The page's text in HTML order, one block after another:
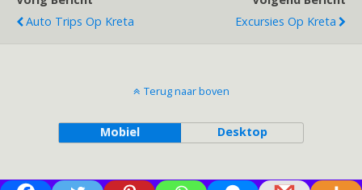
Auto Trips Op Kreta
Excursies Op Kreta
Terug naar boven
Mobiel Desktop